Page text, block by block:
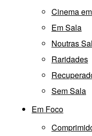
Cinema
Em Sala
Noutras
Raridades
Sem Sala
Em Foco